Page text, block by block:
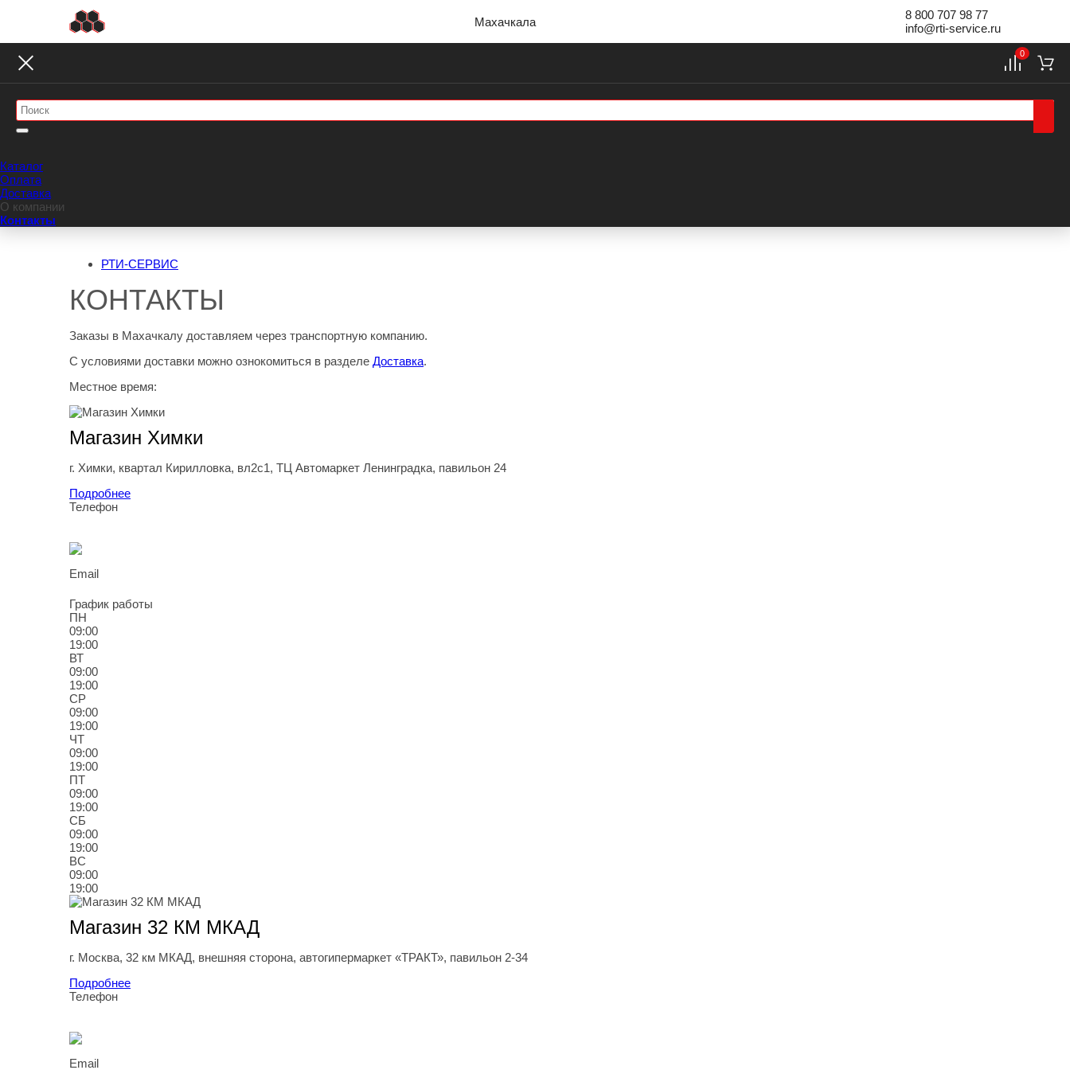
Махачкала
8 800 707 98 77
info@rti-service.ru
Каталог
Оплата
Доставка
О компании
Контакты
0
РТИ-СЕРВИС
КОНТАКТЫ
Заказы в Махачкалу доставляем через транспортную компанию.
С условиями доставки можно ознокомиться в разделе Доставка.
Местное время:
Магазин Химки
г. Химки, квартал Кирилловка, вл2с1, ТЦ Автомаркет Ленинградка, павильон 24
Подробнее
Телефон
Email
График работы
ПН
09:00
19:00
ВТ
09:00
19:00
СР
09:00
19:00
ЧТ
09:00
19:00
ПТ
09:00
19:00
СБ
09:00
19:00
ВС
09:00
19:00
Магазин 32 КМ МКАД
г. Москва, 32 км МКАД, внешняя сторона, автогипермаркет «ТРАКТ», павильон 2-34
Подробнее
Телефон
Email